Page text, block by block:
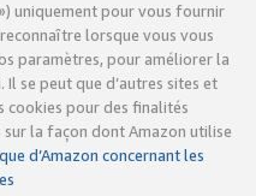
uniquement pour vous fournir
lorsque vous vous
paramètres, pour améliorer la
se peut que d’autres sites et
cookies pour des finalités
la façon dont Amazon utilise
d’Amazon concernant les